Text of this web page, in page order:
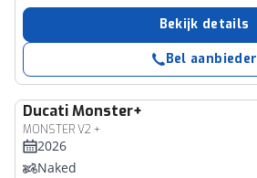
Bekijk details
Bel aanbieder
DucatiMonster+
MONSTER V2 +
2026
Naked